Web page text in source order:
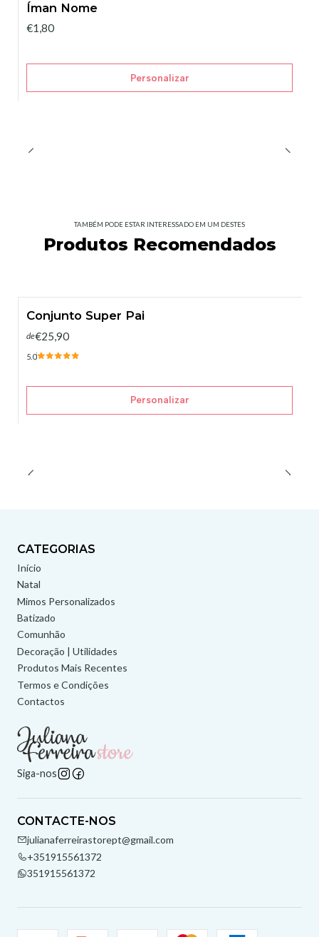
Íman Nome
€1,80
Personalizar
TAMBÉM PODE ESTAR INTERESSADO EM UM DESTES
Produtos Recomendados
Conjunto Super Pai
de€25,90
5.0
Personalizar
CATEGORIAS
Início
Natal
Mimos Personalizados
Batizado
Comunhão
Decoração | Utilidades
Produtos Mais Recentes
Termos e Condições
Contactos
Siga-nos
CONTACTE-NOS
julianaferreirastorept@gmail.com
+351915561372
351915561372